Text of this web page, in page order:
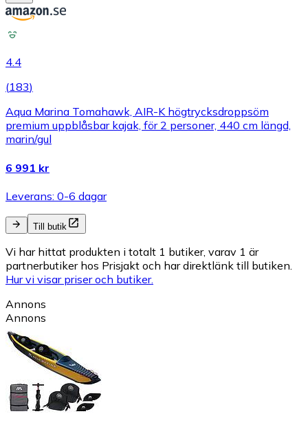
4.4
(183)
Aqua Marina Tomahawk, AIR-K högtrycksdroppsöm
premium uppblåsbar kajak, för 2 personer, 440 cm längd,
marin/gul
6 991 kr
Leverans: 0-6 dagar
Till butik
Vi har hittat produkten i totalt 1 butiker, varav 1 är
partnerbutiker hos Prisjakt och har direktlänk till butiken.
Hur vi visar priser och butiker.
Annons
Annons